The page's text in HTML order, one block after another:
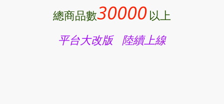
總商品數30000 以上
平台大改版 陸續上線